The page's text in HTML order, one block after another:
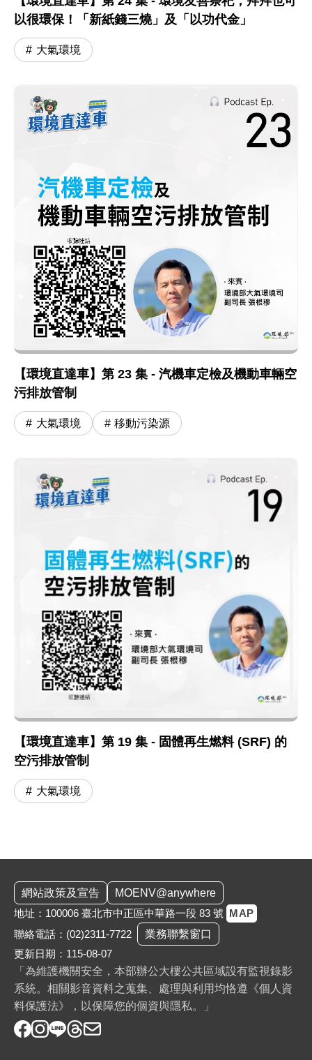
以很環保！「新紙錢三燒」及「以功代金」
大氣環境
【環境直達車】第 23 集 - 汽機車定檢及機動車輛空
污排放管制
大氣環境 移動污染源
【環境直達車】第 19 集 - 固體再生燃料 (SRF) 的
空污排放管制
大氣環境
網站政策及宣告
MOENV@anywhere
地址：100006 臺北市中正區中華路一段 83 號 MAP
聯絡電話： (02)2311-7722
業務聯繫窗口
更新日期：115-08-07
「為維護機關安全，本部辦公大樓公共區域設有監視錄影
系統。相關影音資料之蒐集、處理與利用均恪遵《個人資
料保護法》，以保障您的個資與隱私。」